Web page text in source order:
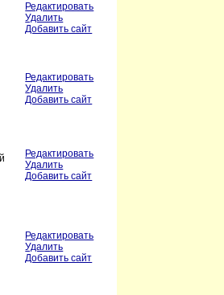
Редактировать
Удалить
Добавить сайт
Редактировать
Удалить
Добавить сайт
Редактировать
Удалить
Добавить сайт
Редактировать
Удалить
Добавить сайт